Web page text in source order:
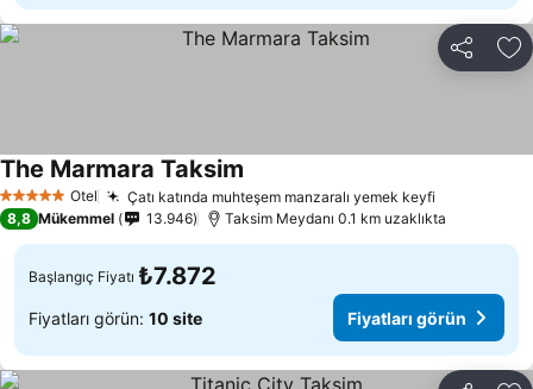
Paylaş
5 Yıldız Otel Çatı katında muhteşem manzaralı yemek keyfi
The Marmara Taksim
8,8 Mükemmel 13.946 Taksim Meydanı 0.1 km uzaklıkta
Başlangıç Fiyatı ₺7.872
Fiyatları görün: 10 site Fiyatları görün